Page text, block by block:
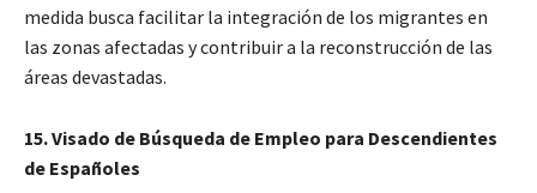
medida busca facilitar la integración de los migrantes en
las zonas afectadas y contribuir a la reconstrucción de las
áreas devastadas.
15. Visado de Búsqueda de Empleo para Descendientes
de Españoles